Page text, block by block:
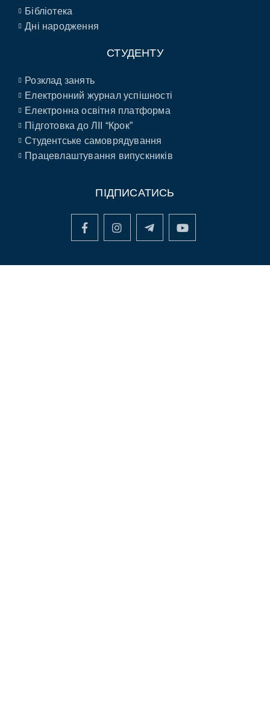
Бібліотека
Дні народження
СТУДЕНТУ
Розклад занять
Електронний журнал успішності
Електронна освітня платформа
Підготовка до ЛІІ “Крок”
Студентське самоврядування
Працевлаштування випускників
ПІДПИСАТИСЬ